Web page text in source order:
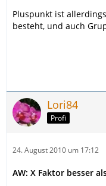
Pluspunkt ist
besteht, und auch
Lori84
Profi
24. August 2010 um 17:12
AW: X Faktor besser